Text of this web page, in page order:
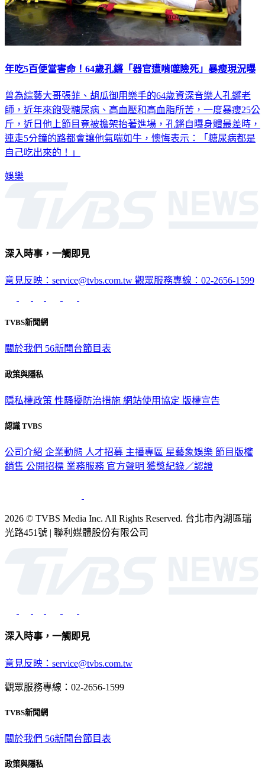
年吃5百便當害命！64歲孔鏘「器官遭啃噬險死」暴瘦現況曝
曾為綜藝大哥張菲、胡瓜御用樂手的64歲資深音樂人孔鏘老
師，近年來飽受糖尿病、高血壓和高血脂所苦，一度暴瘦25公
斤，近日他上節目竟被擔架抬著進場，孔鏘自曝身體最差時，
連走5分鐘的路都會讓他氣喘如牛，懊悔表示：「糖尿病都是
自己吃出來的！」
娛樂
深入時事，一觸即見
意見反映：service@tvbs.com.tw 觀眾服務專線：02-2656-1599
TVBS新聞網
關於我們 56新聞台節目表
政策與隱私
隱私權政策 性騷擾防治措施 網站使用協定 版權宣告
認識 TVBS
公司介紹 企業動態 人才招募 主播專區 星藝象娛樂 節目版權
銷售 公開招標 業務服務 官方聲明 獲獎紀錄／認證
2026 © TVBS Media Inc. All Rights Reserved. 台北市內湖區瑞
光路451號 | 聯利媒體股份有限公司
深入時事，一觸即見
意見反映：service@tvbs.com.tw
觀眾服務專線：02-2656-1599
TVBS新聞網
關於我們 56新聞台節目表
政策與隱私